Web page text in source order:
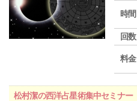
時間
回数
料金
松村潔の西洋占星術集中セミナー